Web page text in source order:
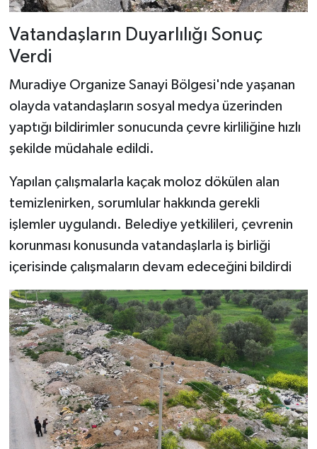
Vatandaşların Duyarlılığı Sonuç
Verdi
Muradiye Organize Sanayi Bölgesi'nde yaşanan
olayda vatandaşların sosyal medya üzerinden
yaptığı bildirimler sonucunda çevre kirliliğine hızlı
şekilde müdahale edildi.
Yapılan çalışmalarla kaçak moloz dökülen alan
temizlenirken, sorumlular hakkında gerekli
işlemler uygulandı. Belediye yetkilileri, çevrenin
korunması konusunda vatandaşlarla iş birliği
içerisinde çalışmaların devam edeceğini bildirdi